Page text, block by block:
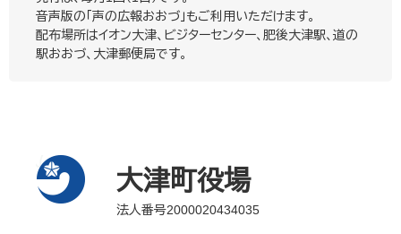
音声版の「声の広報おおづ」もご利用いただけます。
配布場所はイオン大津、ビジターセンター、肥後大津駅、道の
駅おおづ、大津郵便局です。
大津町役場
法人番号2000020434035